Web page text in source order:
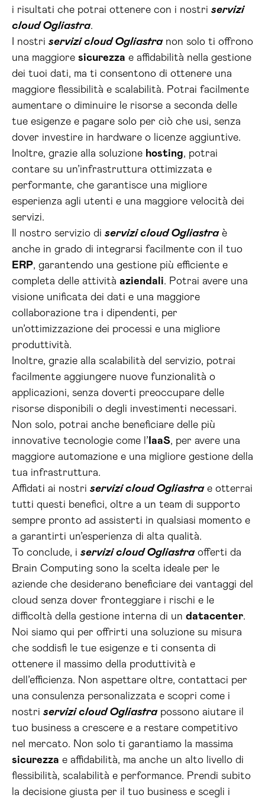
i risultati che potrai ottenere con i nostri servizi
cloud Ogliastra.
I nostri servizi cloud Ogliastranon solo ti offrono
una maggiore sicurezza e affidabilità nella gestione
dei tuoi dati, ma ti consentono di ottenere una
maggiore flessibilità e scalabilità. Potrai facilmente
aumentare o diminuire le risorse a seconda delle
tue esigenze e pagare solo per ciò che usi, senza
dover investire in hardware o licenze aggiuntive.
Inoltre, grazie alla soluzione hosting, potrai
contare su un’infrastruttura ottimizzata e
performante, che garantisce una migliore
esperienza agli utenti e una maggiore velocità dei
servizi.
Il nostro servizio di servizi cloud Ogliastraè
anche in grado di integrarsi facilmente con il tuo
ERP, garantendo una gestione più efficiente e
completa delle attività aziendali. Potrai avere una
visione unificata dei dati e una maggiore
collaborazione tra i dipendenti, per
un’ottimizzazione dei processi e una migliore
produttività.
Inoltre, grazie alla scalabilità del servizio, potrai
facilmente aggiungere nuove funzionalità o
applicazioni, senza doverti preoccupare delle
risorse disponibili o degli investimenti necessari.
Non solo, potrai anche beneficiare delle più
innovative tecnologie come l’ IaaS, per avere una
maggiore automazione e una migliore gestione della
tua infrastruttura.
Affidati ai nostri servizi cloud Ogliastrae otterrai
tutti questi benefici, oltre a un team di supporto
sempre pronto ad assisterti in qualsiasi momento e
a garantirti un’esperienza di alta qualità.
To conclude, i servizi cloud Ogliastraofferti da
Brain Computing sono la scelta ideale per le
aziende che desiderano beneficiare dei vantaggi del
cloud senza dover fronteggiare i rischi e le
difficoltà della gestione interna di un datacenter.
Noi siamo qui per offrirti una soluzione su misura
che soddisfi le tue esigenze e ti consenta di
ottenere il massimo della produttività e
dell’efficienza. Non aspettare oltre, contattaci per
una consulenza personalizzata e scopri come i
nostri servizi cloud Ogliastrapossono aiutare il
tuo business a crescere e a restare competitivo
nel mercato. Non solo ti garantiamo la massima
sicurezza e affidabilità, ma anche un alto livello di
flessibilità, scalabilità e performance. Prendi subito
la decisione giusta per il tuo business e scegli i